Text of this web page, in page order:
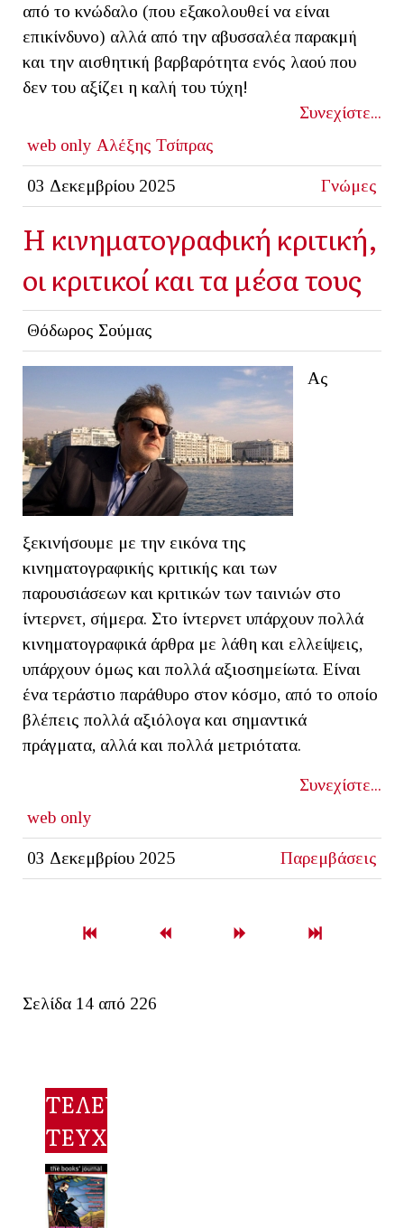
από το κνώδαλο (που εξακολουθεί να είναι
επικίνδυνο) αλλά από την αβυσσαλέα παρακμή
και την αισθητική βαρβαρότητα ενός λαού που
δεν του αξίζει η καλή του τύχη!
Συνεχίστε...
web only Αλέξης Τσίπρας
03 Δεκεμβρίου 2025 Γνώμες
Η κινηματογραφική κριτική,
οι κριτικοί και τα μέσα τους
Θόδωρος Σούμας
Ας
ξεκινήσουμε με την εικόνα της
κινηματογραφικής κριτικής και των
παρουσιάσεων και κριτικών των ταινιών στο
ίντερνετ, σήμερα. Στο ίντερνετ υπάρχουν πολλά
κινηματογραφικά άρθρα με λάθη και ελλείψεις,
υπάρχουν όμως και πολλά αξιοσημείωτα. Είναι
ένα τεράστιο παράθυρο στον κόσμο, από το οποίο
βλέπεις πολλά αξιόλογα και σημαντικά
πράγματα, αλλά και πολλά μετριότατα.
Συνεχίστε...
web only
03 Δεκεμβρίου 2025 Παρεμβάσεις
Σελίδα 14 από 226
ΤΕΛΕΥΤΑΙΟ
ΤΕΥΧΟΣ